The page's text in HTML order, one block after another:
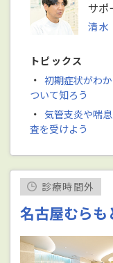
サポ
清水
トピックス
・ 初期症状がわ
ついて知ろう
・ 気管支炎や喘
査を受けよう
診療時間外
名古屋むらも